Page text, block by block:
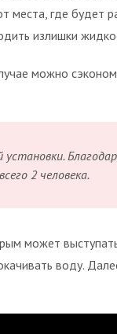
где будет
излишки
можно
установки.
2 человека.
может
воду.